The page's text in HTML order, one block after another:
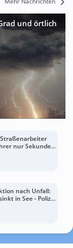
und örtlich
nur Sekunden
nach Unfall:
in See - Polizei